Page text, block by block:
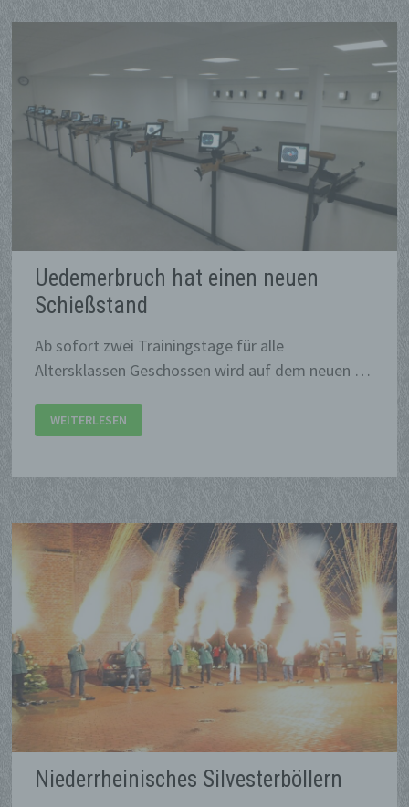
Uedemerbruch hat einen neuen
Schießstand
Ab sofort zwei Trainingstage für alle
Altersklassen Geschossen wird auf dem neuen …
UEDEMERBRUCH
HAT
EINEN
WEITERLESEN
Niederrheinisches Silvesterböllern